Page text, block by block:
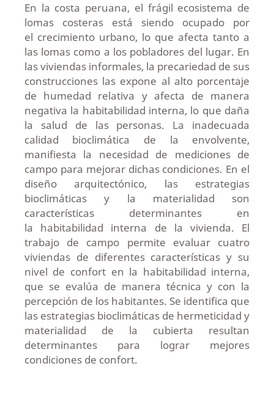
En la costa peruana, el frágil ecosistema de
lomas costeras está siendo ocupado por
el crecimiento urbano, lo que afecta tanto a
las lomas como a los pobladores del lugar. En
las viviendas informales, la precariedad de sus
construcciones las expone al alto porcentaje
de humedad relativa y afecta de manera
negativa la habitabilidad interna, lo que daña
la salud de las personas. La inadecuada
calidad bioclimática de la envolvente,
manifiesta la necesidad de mediciones de
campo para mejorar dichas condiciones. En el
diseño arquitectónico, las estrategias
bioclimáticas y la materialidad son
características determinantes en
la habitabilidad interna de la vivienda. El
trabajo de campo permite evaluar cuatro
viviendas de diferentes características y su
nivel de confort en la habitabilidad interna,
que se evalúa de manera técnica y con la
percepción de los habitantes. Se identifica que
las estrategias bioclimáticas de hermeticidad y
materialidad de la cubierta resultan
determinantes para lograr mejores
condiciones de confort.